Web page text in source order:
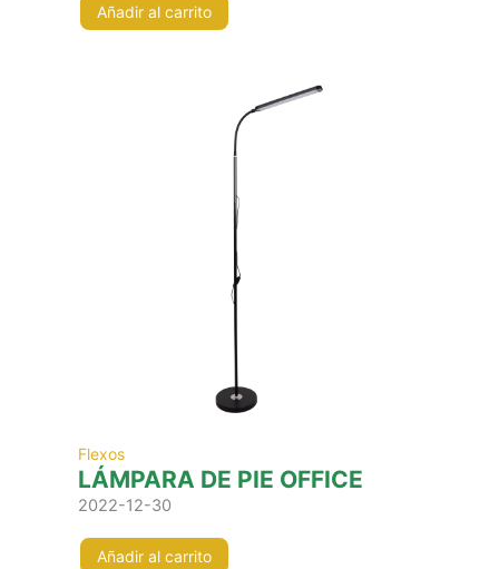
Añadir al carrito
Flexos
LÁMPARA DE PIE OFFICE
2022-12-30
Añadir al carrito